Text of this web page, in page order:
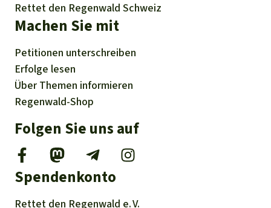
Rettet den Regenwald Schweiz
Machen Sie mit
Petitionen unterschreiben
Erfolge lesen
Über Themen informieren
Regenwald-Shop
Folgen Sie uns auf
Spendenkonto
Rettet den Regenwald e. V.